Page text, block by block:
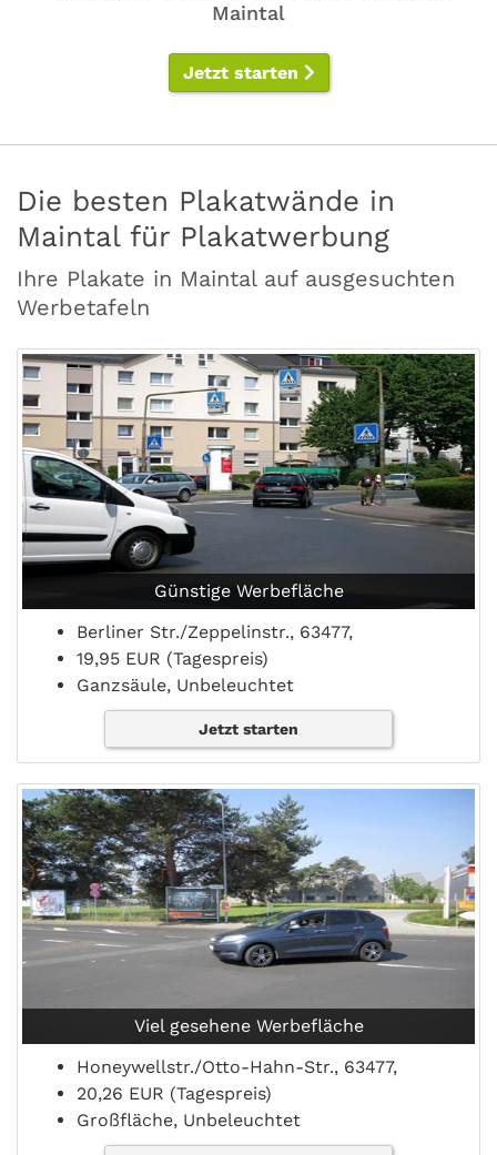
Maintal
Jetzt starten
Die besten Plakatwände in
Maintal für Plakatwerbung
Ihre Plakate in Maintal auf ausgesuchten
Werbetafeln
Günstige Werbefläche
Berliner Str./Zeppelinstr., 63477,
19,95 EUR (Tagespreis)
Ganzsäule, Unbeleuchtet
Jetzt starten
Viel gesehene Werbefläche
Honeywellstr./Otto-Hahn-Str., 63477,
20,26 EUR (Tagespreis)
Großfläche, Unbeleuchtet